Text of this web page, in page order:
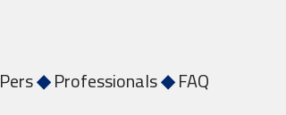
Pers◆Professionals◆FAQ